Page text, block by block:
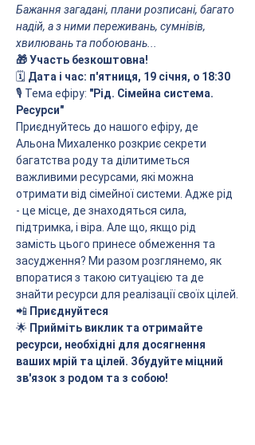
Бажання загадані, плани розписані, багато
надій, а з ними переживань, сумнівів,
хвилювань та побоювань...
🎁 Участь безкоштовна!
🗓 Дата і час: п'ятниця, 19 січня, о 18:30
🎙 Тема ефіру: "Рід. Сімейна система.
Ресурси"
Приєднуйтесь до нашого ефіру, де
Альона Михаленко розкриє секрети
багатства роду та ділитиметься
важливими ресурсами, які можна
отримати від сімейної системи. Адже рід
- це місце, де знаходяться сила,
підтримка, і віра. Але що, якщо рід
замість цього принесе обмеження та
засудження? Ми разом розглянемо, як
впоратися з такою ситуацією та де
знайти ресурси для реалізації своїх цілей.
📲 Приєднуйтеся
🌟 Прийміть виклик та отримайте
ресурси, необхідні для досягнення
ваших мрій та цілей. Збудуйте міцний
зв'язок з родом та з собою!